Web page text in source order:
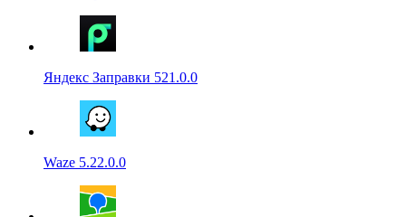
Яндекс Заправки 521.0.0
Waze 5.22.0.0